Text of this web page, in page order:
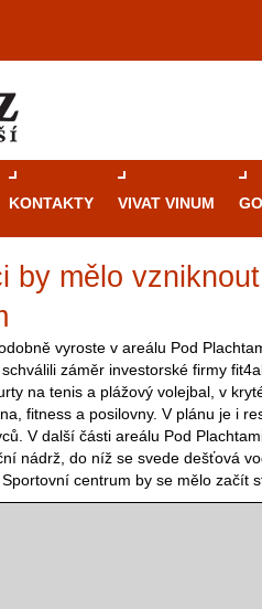
KONTAKTY VIVAT VINUM
by mělo
vyroste v areálu Pod
záměr investorské firmy
na tenis a plážový volejbal, v
fitness a posilovny. V plánu je i
V další části areálu Pod
nádrž, do níž se svede dešťová
centrum by se mělo začít
Průvodcekasinovými
Brno je městem známým pro
restaurace, divadla a
místem, kde si můžete
různé kasinové hry. V
metropoli naleznete širokou
rulety až po moderní
V...